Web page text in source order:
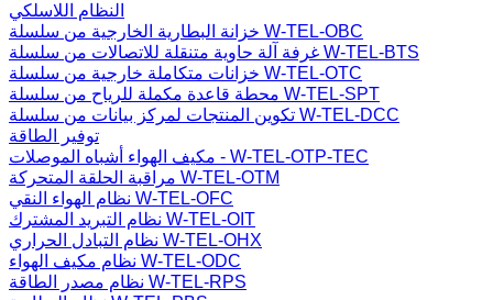
النظام اللاسلكي
خزانة البطارية الخارجية من سلسلة W-TEL-OBC
غرفة آلة حاوية متنقلة للاتصالات من سلسلة W-TEL-BTS
خزانات متكاملة خارجية من سلسلة W-TEL-OTC
محطة قاعدة مكملة للرياح من سلسلة W-TEL-SPT
تكوين المنتجات لمركز بيانات من سلسلة W-TEL-DCC
توفير الطاقة
مكيف الهواء أشباه الموصلات - W-TEL-OTP-TEC
مراقبة الحلقة المتحركة W-TEL-OTM
نظام الهواء النقي W-TEL-OFC
نظام التبريد المشترك W-TEL-OIT
نظام التبادل الحراري W-TEL-OHX
نظام مكيف الهواء W-TEL-ODC
نظام مصدر الطاقة W-TEL-RPS